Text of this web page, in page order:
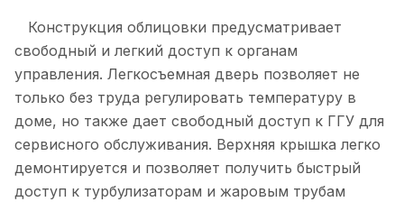
Конструкция облицовки предусматривает
свободный и легкий доступ к органам
управления. Легкосъемная дверь позволяет не
только без труда регулировать температуру в
доме, но также дает свободный доступ к ГГУ для
сервисного обслуживания. Верхняя крышка легко
демонтируется и позволяет получить быстрый
доступ к турбулизаторам и жаровым трубам